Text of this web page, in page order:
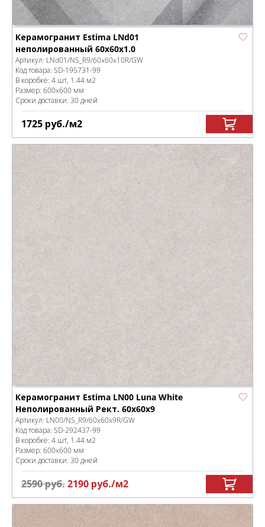
Керамогранит Estima LNd01
неполированный 60x60x1.0
Артикул: LNd01/NS_R9/60x60x10R/GW
Код товара: SD-195731-99
В коробке: 4 шт, 1.44 м2
Размер: 600x600 мм
Сроки доставки: 30 дней
1725 руб./м2
Керамогранит Estima LN00 Luna White
Неполированный Рект. 60x60x9
Артикул: LN00/NS_R9/60x60x9R/GW
Код товара: SD-292437-99
В коробке: 4 шт, 1.44 м2
Размер: 600x600 мм
Сроки доставки: 30 дней
2590руб.2190 руб./м2